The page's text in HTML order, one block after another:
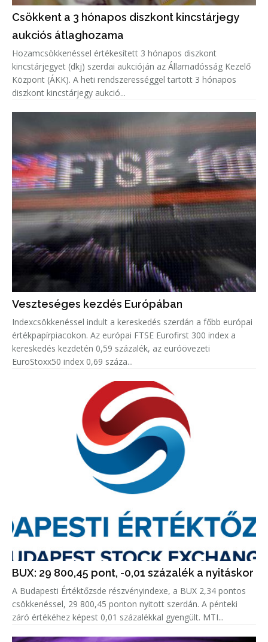
Csökkent a 3 hónapos diszkont kincstárjegy
aukciós átlaghozama
Hozamcsökkenéssel értékesített 3 hónapos diszkont
kincstárjegyet (dkj) szerdai aukcióján az Államadósság Kezelő
Központ (ÁKK). A heti rendszerességgel tartott 3 hónapos
diszkont kincstárjegy aukció...
Veszteséges kezdés Európában
Indexcsökkenéssel indult a kereskedés szerdán a főbb európai
értékpapírpiacokon. Az európai FTSE Eurofirst 300 index a
kereskedés kezdetén 0,59 százalék, az euróövezeti
EuroStoxx50 index 0,69 száza...
BUX: 29 800,45 pont, -0,01 százalék a nyitáskor
A Budapesti Értéktőzsde részvényindexe, a BUX 2,34 pontos
csökkenéssel, 29 800,45 ponton nyitott szerdán. A pénteki
záró értékéhez képest 0,01 százalékkal gyengült. MTI...